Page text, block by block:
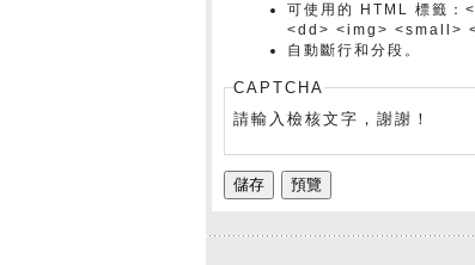
可使用的 HTML 標籤
<dd> <img> <small>
自動斷行和分段。
CAPTCHA
請輸入檢核文字，謝謝！